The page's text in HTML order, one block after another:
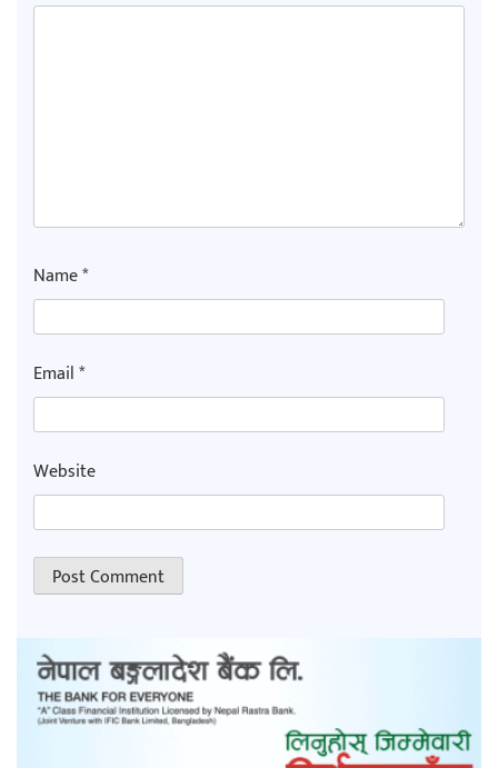
‘दुर्गा’ निर्माण गर्दै सम्राट
सार्वजनिक
Name*
Email*
Website